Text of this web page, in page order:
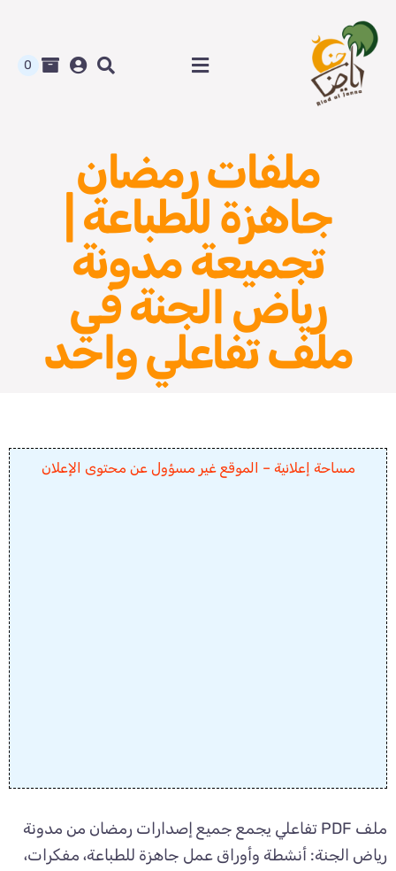
content
Toggle
متجر رياض الجنة
المدونة و أوراق العمل
من نحن
اتصل بنا
0
ملفات رمضان
جاهزة للطباعة |
تجميعة مدونة
رياض الجنة في
ملف تفاعلي واحد
مساحة إعلانية – الموقع غير مسؤول عن محتوى الإعلان
ملف PDF تفاعلي يجمع جميع إصدارات رمضان من مدونة
رياض الجنة: أنشطة وأوراق عمل جاهزة للطباعة، مفكرات،